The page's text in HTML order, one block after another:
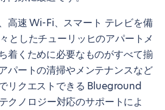
高速 Wi-Fi、スマート テレビを備
としたチューリッヒのアパートメ
着くために必要なものがすべて揃
パートの清掃やメンテナンスなど
リクエストできる Blueground
クノロジー対応のサポートによ